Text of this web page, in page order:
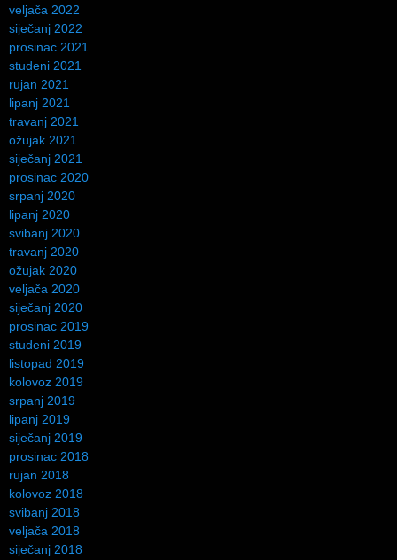
veljača 2022
siječanj 2022
prosinac 2021
studeni 2021
rujan 2021
lipanj 2021
travanj 2021
ožujak 2021
siječanj 2021
prosinac 2020
srpanj 2020
lipanj 2020
svibanj 2020
travanj 2020
ožujak 2020
veljača 2020
siječanj 2020
prosinac 2019
studeni 2019
listopad 2019
kolovoz 2019
srpanj 2019
lipanj 2019
siječanj 2019
prosinac 2018
rujan 2018
kolovoz 2018
svibanj 2018
veljača 2018
siječanj 2018